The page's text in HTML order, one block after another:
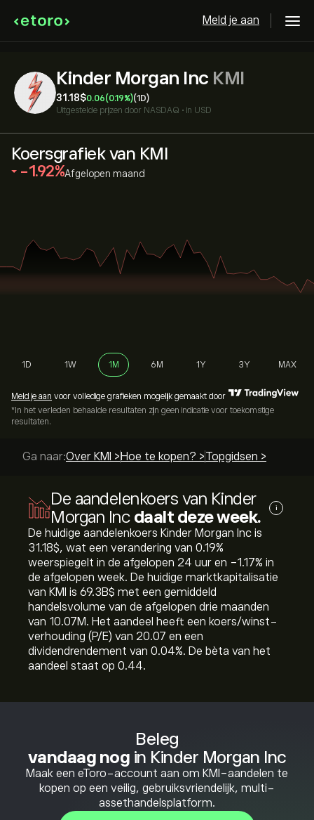
Meld je aan
Kinder Morgan Inc KMI
31.18‎$‎0.06(0.19%)(1D)
Uitgestelde prijzen door NASDAQ • in USD
Beleg
vandaag nog in Kinder Morgan Inc
Maak een eToro-account aan om KMI-aandelen te
kopen op een veilig, gebruiksvriendelijk, multi-
assethandelsplatform.
Koersgrafiek van KMI
‎-1.92‎ Afgelopen maand
1D 1W 1M 6M 1Y 3Y MAX
Meld je aan voor volledige grafieken mogelijk gemaakt door
*In het verleden behaalde resultaten zijn geen indicatie voor toekomstige
resultaten.
Ga naar:Over KMI > Hoe te kopen? >Topgidsen >
De aandelenkoers van Kinder
Morgan Inc daalt deze week. i
De huidige aandelenkoers Kinder Morgan Inc is
31.18‎$‎, wat een verandering van ‎0.19‎%
weerspiegelt in de afgelopen 24 uur en ‎-1.17‎% in
de afgelopen week. De huidige marktkapitalisatie
van KMI is 69.3B‎$‎ met een gemiddeld
handelsvolume van de afgelopen drie maanden
van 10.07M. Het aandeel heeft een koers/winst-
verhouding (P/E) van 20.07 en een
dividendrendement van 0.04%. De bèta van het
aandeel staat op 0.44.